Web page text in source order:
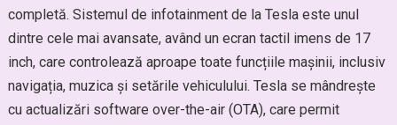
completă. Sistemul de infotainment de la Tesla este unul
dintre cele mai avansate, având un ecran tactil imens de 17
inch, care controlează aproape toate funcțiile mașinii, inclusiv
navigația, muzica și setările vehiculului. Tesla se mândrește
cu actualizări software over-the-air (OTA), care permit